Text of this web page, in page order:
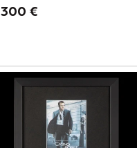
300 €